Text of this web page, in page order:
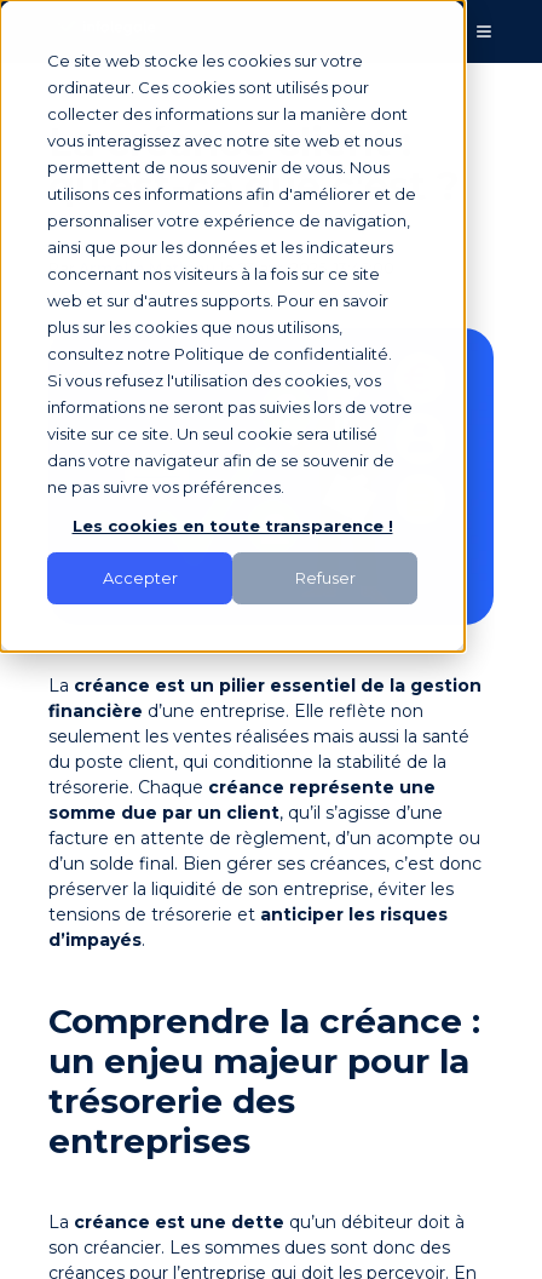
Ce site web stocke les cookies sur votre
ordinateur. Ces cookies sont utilisés pour
collecter des informations sur la manière dont
vous interagissez avec notre site web et nous
permettent de nous souvenir de vous. Nous
utilisons ces informations afin d'améliorer et de
personnaliser votre expérience de navigation,
ainsi que pour les données et les indicateurs
concernant nos visiteurs à la fois sur ce site
web et sur d'autres supports. Pour en savoir
plus sur les cookies que nous utilisons,
consultez notre Politique de confidentialité.
Si vous refusez l'utilisation des cookies, vos
informations ne seront pas suivies lors de votre
visite sur ce site. Un seul cookie sera utilisé
dans votre navigateur afin de se souvenir de
ne pas suivre vos préférences.
Les cookies en toute transparence !
Accepter Refuser
La créance client :
qu’est-ce que c’est ?
Par Armelle Mathieu le 23 avr. 2025, 13:45:00
La créance est un pilier essentiel de la gestion
financière d’une entreprise. Elle reflète non
seulement les ventes réalisées mais aussi la santé
du poste client, qui conditionne la stabilité de la
trésorerie. Chaque créance représente une
somme due par un client, qu’il s’agisse d’une
facture en attente de règlement, d’un acompte ou
d’un solde final. Bien gérer ses créances, c’est donc
préserver la liquidité de son entreprise, éviter les
tensions de trésorerie et anticiper les risques
d’impayés.
Comprendre la créance :
un enjeu majeur pour la
trésorerie des
entreprises
La créance est une dette qu’un débiteur doit à
son créancier. Les sommes dues sont donc des
créances pour l’entreprise qui doit les percevoir. En